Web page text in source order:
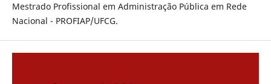
Mestrado Profissional em Administração Pública em Rede
Nacional - PROFIAP/UFCG.